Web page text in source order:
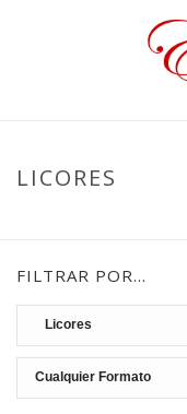
LICORES
FILTRAR POR…